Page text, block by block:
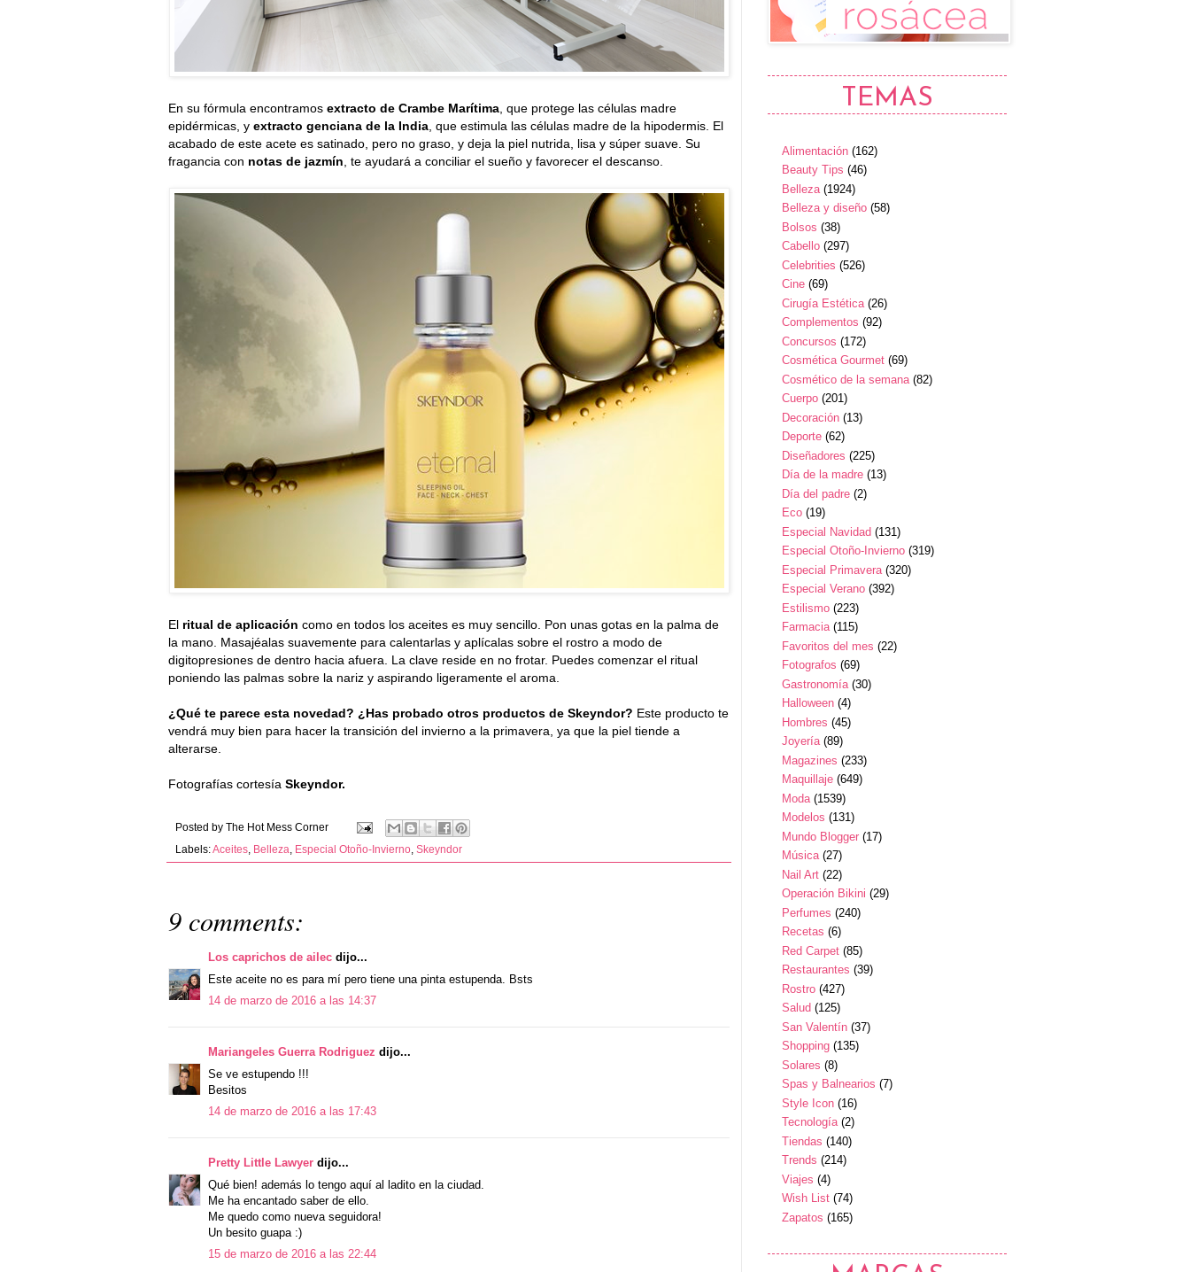
En su fórmula encontramos extracto de Crambe Marítima , que protege las células madre
epidérmicas, y extracto genciana de la India , que estimula las células madre de la hipodermis. El
acabado de este acete es satinado, pero no graso, y deja la piel nutrida, lisa y súper suave. Su
fragancia con notas de jazmín , te ayudará a conciliar el sueño y favorecer el descanso.
El ritual de aplicación como en todos los aceites es muy sencillo. Pon unas gotas en la palma de
la mano. Masajéalas suavemente para calentarlas y aplícalas sobre el rostro a modo de
digitopresiones de dentro hacia afuera. La clave reside en no frotar. Puedes comenzar el ritual
poniendo las palmas sobre la nariz y aspirando ligeramente el aroma.
¿Qué te parece esta novedad? ¿Has probado otros productos de Skeyndor? Este producto te
vendrá muy bien para hacer la transición del invierno a la primavera, ya que la piel tiende a
alterarse.
Fotografías cortesía Skeyndor.
Posted by The Hot Mess Corner
Labels:Aceites Belleza Especial Otoño-Invierno Skeyndor
9 comments:
Los caprichos de ailec dijo...
Este aceite no es para mí pero tiene una pinta estupenda. Bsts
14 de marzo de 2016 a las 14:37
Mariangeles Guerra Rodriguez dijo...
Se ve estupendo !!!
Besitos
14 de marzo de 2016 a las 17:43
Pretty Little Lawyer dijo...
Qué bien! además lo tengo aquí al ladito en la ciudad.
Me ha encantado saber de ello.
Me quedo como nueva seguidora!
Un besito guapa :)
15 de marzo de 2016 a las 22:44
TEMAS
Alimentación (162)
Beauty Tips (46)
Belleza (1924)
Belleza y diseño (58)
Bolsos (38)
Cabello (297)
Celebrities (526)
Cine (69)
Cirugía Estética (26)
Complementos (92)
Concursos (172)
Cosmética Gourmet (69)
Cosmético de la semana (82)
Cuerpo (201)
Decoración (13)
Deporte (62)
Diseñadores (225)
Día de la madre (13)
Día del padre (2)
Eco (19)
Especial Navidad (131)
Especial Otoño-Invierno (319)
Especial Primavera (320)
Especial Verano (392)
Estilismo (223)
Farmacia (115)
Favoritos del mes (22)
Fotografos (69)
Gastronomía (30)
Halloween (4)
Hombres (45)
Joyería (89)
Magazines (233)
Maquillaje (649)
Moda (1539)
Modelos (131)
Mundo Blogger (17)
Música (27)
Nail Art (22)
Operación Bikini (29)
Perfumes (240)
Recetas (6)
Red Carpet (85)
Restaurantes (39)
Rostro (427)
Salud (125)
San Valentín (37)
Shopping (135)
Solares (8)
Spas y Balnearios (7)
Style Icon (16)
Tecnología (2)
Tiendas (140)
Trends (214)
Viajes (4)
Wish List (74)
Zapatos (165)